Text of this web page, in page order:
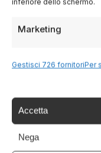
Marketing
Gestisci 726 fornitoriPer
Accetta
Nega
cerca un volo. Le
locali.